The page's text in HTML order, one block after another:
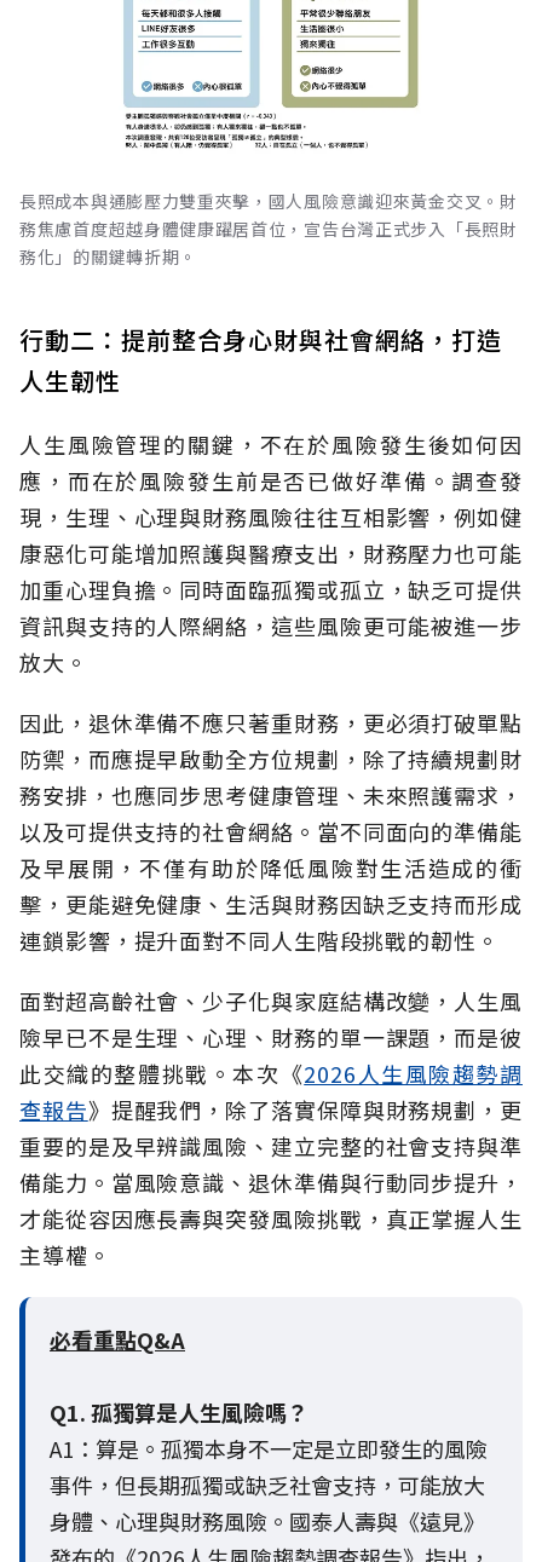
長照成本與通膨壓力雙重夾擊，國人風險意識迎來黃金交叉。財
務焦慮首度超越身體健康躍居首位，宣告台灣正式步入「長照財
務化」的關鍵轉折期。
行動二：提前整合身心財與社會網絡，打造
人生韌性
人生風險管理的關鍵，不在於風險發生後如何因
應，而在於風險發生前是否已做好準備。調查發
現，生理、心理與財務風險往往互相影響，例如健
康惡化可能增加照護與醫療支出，財務壓力也可能
加重心理負擔。同時面臨孤獨或孤立，缺乏可提供
資訊與支持的人際網絡，這些風險更可能被進一步
放大。
因此，退休準備不應只著重財務，更必須打破單點
防禦，而應提早啟動全方位規劃，除了持續規劃財
務安排，也應同步思考健康管理、未來照護需求，
以及可提供支持的社會網絡。當不同面向的準備能
及早展開，不僅有助於降低風險對生活造成的衝
擊，更能避免健康、生活與財務因缺乏支持而形成
連鎖影響，提升面對不同人生階段挑戰的韌性。
面對超高齡社會、少子化與家庭結構改變，人生風
險早已不是生理、心理、財務的單一課題，而是彼
此交織的整體挑戰。本次《2026人生風險趨勢調
查報告》提醒我們，除了落實保障與財務規劃，更
重要的是及早辨識風險、建立完整的社會支持與準
備能力。當風險意識、退休準備與行動同步提升，
才能從容因應長壽與突發風險挑戰，真正掌握人生
主導權。
必看重點Q&A
Q1. 孤獨算是人生風險嗎？
A1：算是。孤獨本身不一定是立即發生的風險
事件，但長期孤獨或缺乏社會支持，可能放大
身體、心理與財務風險。國泰人壽與《遠見》